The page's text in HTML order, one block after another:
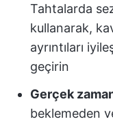
Tahtalarda
kullanarak,
ayrıntıları
geçirin
Gerçek
beklemeden